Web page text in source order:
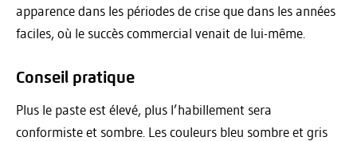
apparence dans les périodes de crise que dans les années
faciles, où le succès commercial venait de lui-même.
Conseil pratique
Plus le paste est élevé, plus l’habillement sera
conformiste et sombre. Les couleurs bleu sombre et gris